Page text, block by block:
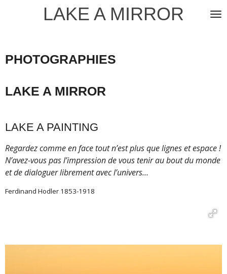
LAKE A MIRROR
PHOTOGRAPHIES
LAKE A MIRROR
LAKE A PAINTING
Regardez comme en face tout n’est plus que lignes et espace !
N’avez-vous pas l’impression de vous tenir au bout du monde
et de dialoguer librement avec l’univers…
Ferdinand Hodler 1853-1918